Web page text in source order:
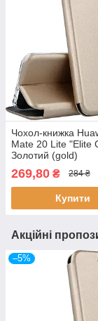
Чохол-книжка
Mate 20 Lite "Elite
Золотий (gold)
269,80 ₴ 284 ₴
Купити
Акційні
–5%